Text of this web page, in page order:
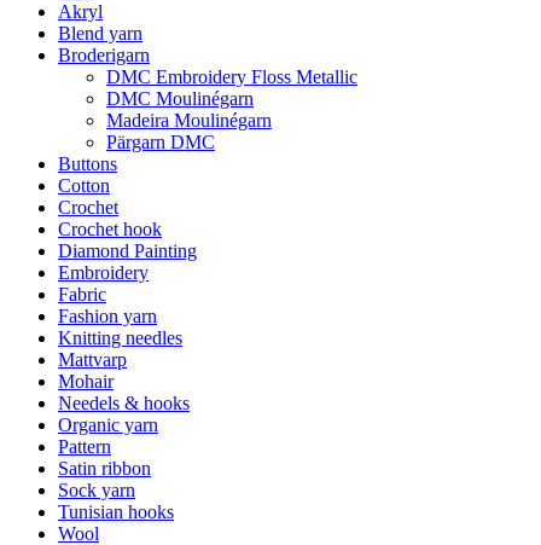
Akryl
Blend yarn
Broderigarn
DMC Embroidery Floss Metallic
DMC Moulinégarn
Madeira Moulinégarn
Pärgarn DMC
Buttons
Cotton
Crochet
Crochet hook
Diamond Painting
Embroidery
Fabric
Fashion yarn
Knitting needles
Mattvarp
Mohair
Needels & hooks
Organic yarn
Pattern
Satin ribbon
Sock yarn
Tunisian hooks
Wool